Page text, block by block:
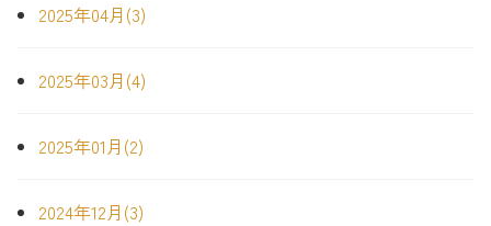
2025年04月(3)
2025年03月(4)
2025年01月(2)
2024年12月(3)